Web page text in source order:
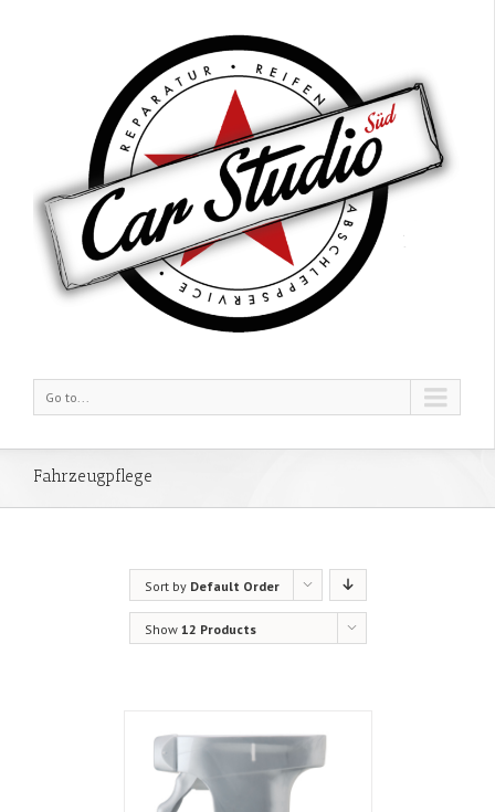
Go to...
Fahrzeugpflege
Sort by Default Order
Show 12 Products